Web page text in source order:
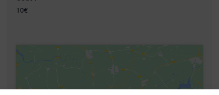
10€